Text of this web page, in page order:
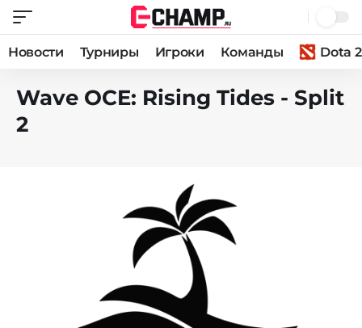
Новости Турниры Игроки Команды Dota 2
Wave OCE: Rising Tides - Split
2